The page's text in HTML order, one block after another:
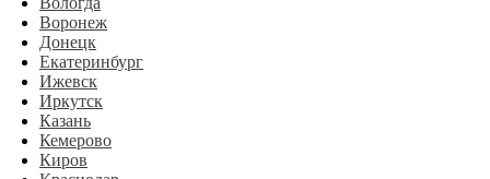
Воронеж
Донецк
Екатеринбург
Ижевск
Иркутск
Казань
Кемерово
Киров